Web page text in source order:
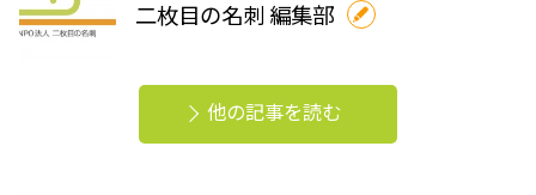
二枚目の名刺 編集部
他の記事を読む